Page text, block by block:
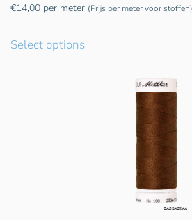
€14,00 per meter (Prijs per meter voor stoffen)
Select options